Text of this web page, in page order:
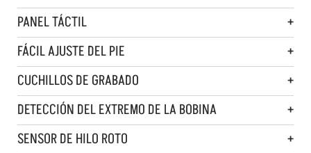
PANEL TÁCTIL
FÁCIL AJUSTE DEL PIE
CUCHILLOS DE GRABADO
DETECCIÓN DEL EXTREMO DE LA BOBINA
SENSOR DE HILO ROTO